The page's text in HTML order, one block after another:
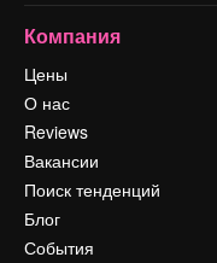
Компания
Цены
О нас
Reviews
Вакансии
Поиск тенденций
Блог
События